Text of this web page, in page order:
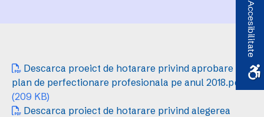
Descarca proeict de hotarare privind aprobare
plan de perfectionare profesionala pe anul 2018.pdf
(209 KB)
Descarca proiect de hotarare privind alegerea
Accesibilitate